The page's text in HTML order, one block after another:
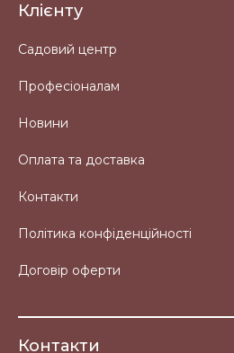
Клієнту
Садовий центр
Професіоналам
Новини
Оплата та доставка
Контакти
Політика конфіденційності
Договір оферти
Контакти